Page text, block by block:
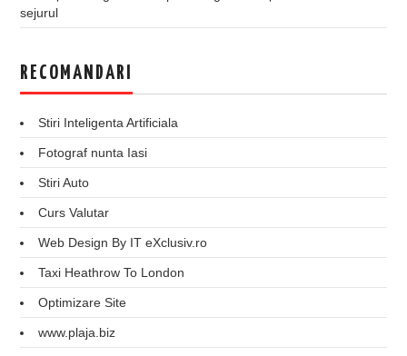
sejurul
RECOMANDARI
Stiri Inteligenta Artificiala
Fotograf nunta Iasi
Stiri Auto
Curs Valutar
Web Design By IT eXclusiv.ro
Taxi Heathrow To London
Optimizare Site
www.plaja.biz